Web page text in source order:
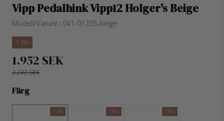
Vipp Pedalhink Vipp12 Holger's Beige
Modell/Varunr.: 041-01205-beige
13%
1.952 SEK
2.232 SEK
Färg
13% 18% 18%